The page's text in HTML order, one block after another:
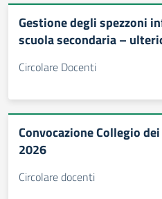
Gestione degli spezzoni
scuola secondaria –
Circolare Docenti
Convocazione Collegio
2026
Circolare docenti